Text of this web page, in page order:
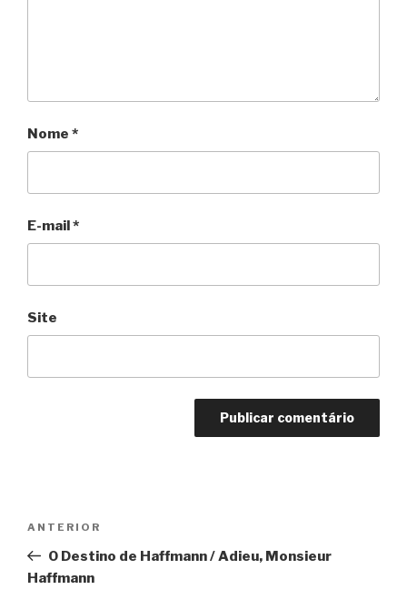
Nome *
E-mail*
Site
Post
Anterior
ANTERIOR
O Destino de Haffmann / Adieu, Monsieur
Haffmann